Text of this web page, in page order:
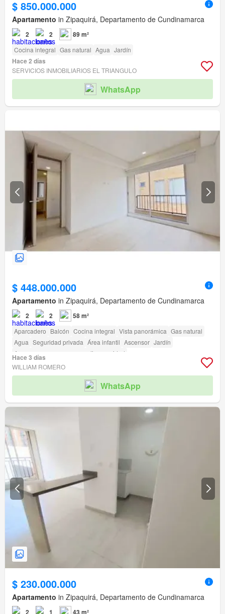
$ 850.000.000
Apartamento in Zipaquirá, Departamento de Cundinamarca
2 2 89 m²
Cocina integral Gas natural Agua Jardín
Hace 2 días
SERVICIOS INMOBILIARIOS EL TRIANGULO
WhatsApp
$ 448.000.000
Apartamento in Zipaquirá, Departamento de Cundinamarca
2 2 58 m²
Aparcadero Balcón Cocina integral Vista panorámica Gas natural
Agua Seguridad privada Área infantil Ascensor Jardín
Acceso para personas con discapacidad
Hace 3 días
WILLIAM ROMERO
WhatsApp
$ 230.000.000
Apartamento in Zipaquirá, Departamento de Cundinamarca
2 1 43 m²